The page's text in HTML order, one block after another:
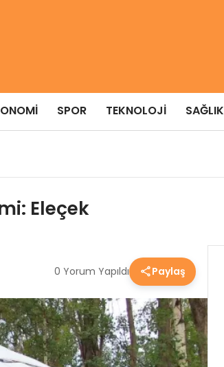
SPOR TEKNOLOJI SAĞLIK
Eleçek
0 Yorum Yapıldı Paylaş